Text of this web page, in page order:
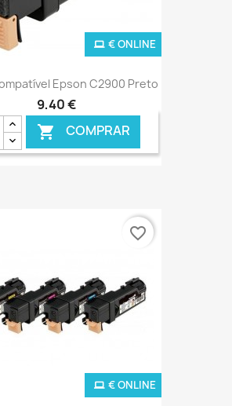
Epson C2900 Preto
9,40 €
 COMPRAR
€ ONLINE
€ ONLINE
favorite_border